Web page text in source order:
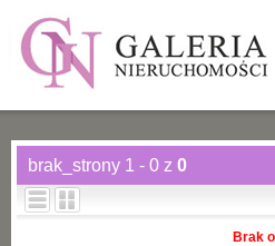
brak_strony 1 - 0 z 0
Brak